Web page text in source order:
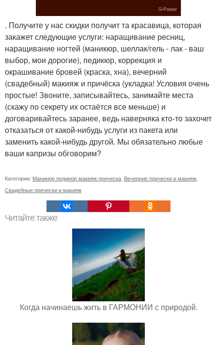
. Получите у нас скидки получит та красавица, которая
закажет следующие услуги: наращивание ресниц,
наращивание ногтей (маникюр, шеллак/гель - лак - ваш
выбор, мои дорогие), педикюр, коррекция и
окрашивание бровей (краска, хна), вечерний
(свадебный) макияж и причёска (укладка! Условия очень
простые! Звоните, записывайтесь, занимайте места
(скажу по секрету их остаётся все меньше) и
договаривайтесь заранее, ведь наверняка кто-то захочет
отказаться от какой-нибудь услуги из пакета или
заменить какой-нибудь другой. Мы обязательно любые
ваши капризы обговорим?
Категории: Маникюр педикюр макияж прическа Вечерние прически и макияж
Свадебные прически и макияж
Читайте также
Когда начинаешь жить в ГАРМОНИИ с природой.